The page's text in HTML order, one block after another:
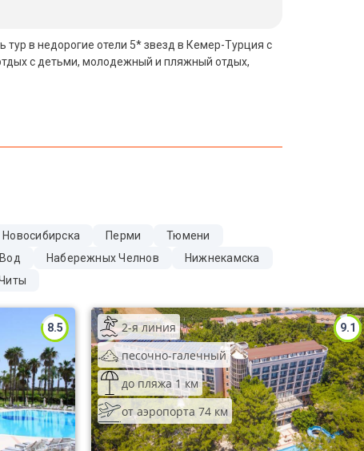
тур в недорогие отели 5* звезд в Кемер-Турция с
с детьми, молодежный и пляжный отдых,
Новосибирска Перми
Тюмени
Набережных Челнов
Нижнекамска
8.5 9.1
2-я линия
песочно-галечный
до пляжа 1 км
от аэропорта 74 км